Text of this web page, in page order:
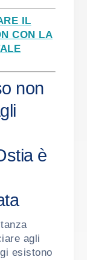
IL
CON LA
non
è
agli
esistono